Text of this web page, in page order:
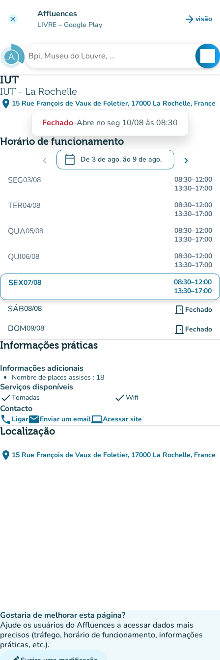
clear Affluences
LIVRE – Google Play arrow_forward visão
(novo
Procura uma instituição
IUT
IUT - La Rochelle
place 15 Rue François de Vaux de Foletier, 17000 La Rochelle, France
(abrir no Google Maps)
(novo separador)
Fechado-Abre no seg 10/08 às 08:30
Horário de funcionamento
chevron_left calendar_today De 3 de ago. ão 9 de ago.
.Abra o calendário para alterar as datas
chevron_right
SEG03/08 08:30–12:00
13:30–17:00
TER04/08 08:30–12:00
13:30–17:00
QUA05/08 08:30–12:00
13:30–17:00
QUI06/08 08:30–12:00
13:30–17:00
SEX07/08 08:30–12:00
13:30–17:00
SÁB08/08 door_front Fechado
DOM09/08 door_front Fechado
Informações práticas
Informações adicionais
Nombre de places assises : 18
Serviços disponíveis
checkTomadas checkWifi
Contacto
phone LigaremailEnviar um emailcomputerAcessar site
(novo separador)
Localização
place 15 Rue François de Vaux de Foletier, 17000 La Rochelle, France
(abrir no Google Maps)
(novo separador)
Gostaria de melhorar esta página?
Ajude os usuários do Affluences a acessar dados mais
precisos (tráfego, horário de funcionamento, informações
práticas, etc.).